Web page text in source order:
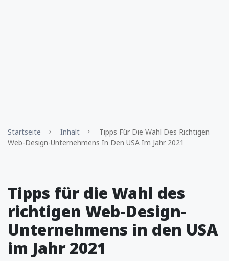
Startseite Inhalt
Tipps Für Die Wahl Des Richtigen
Web-Design-Unternehmens In Den USA Im Jahr 2021
Tipps für die Wahl des
richtigen Web-Design-
Unternehmens in den USA
im Jahr 2021